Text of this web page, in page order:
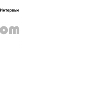
война
события в Новороссии, ДНР,